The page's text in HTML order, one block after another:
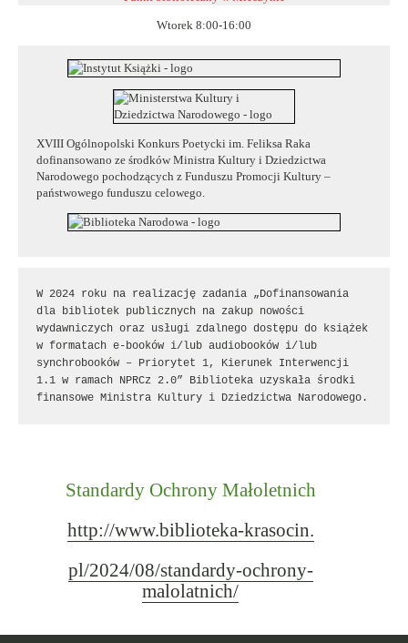
Wtorek 8:00-16:00
XVIII Ogólnopolski Konkurs Poetycki im. Feliksa Raka
dofinansowano ze środków Ministra Kultury i Dziedzictwa
Narodowego pochodzących z Funduszu Promocji Kultury –
państwowego funduszu celowego.
W 2024 roku na realizację zadania „Dofinansowania
dla bibliotek publicznych na zakup nowości
wydawniczych oraz usługi zdalnego dostępu do książek
w formatach e-booków i/lub audiobooków i/lub
synchrobooków – Priorytet 1, Kierunek Interwencji
1.1 w ramach NPRCz 2.0” Biblioteka uzyskała środki
finansowe Ministra Kultury i Dziedzictwa Narodowego.
Standardy Ochrony Małoletnich
http://www.biblioteka-krasocin.
pl/2024/08/standardy-ochrony-
malolatnich/